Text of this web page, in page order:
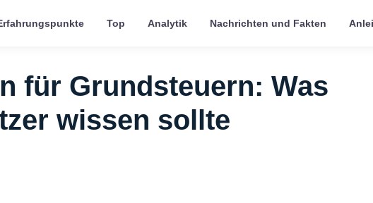
Top Analytik Nachrichten und Fakten
für Grundsteuern: Was
wissen sollte